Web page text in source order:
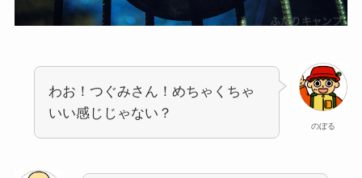
のぼる
わお！つぐみさん！めちゃくちゃ
いい感じじゃない？